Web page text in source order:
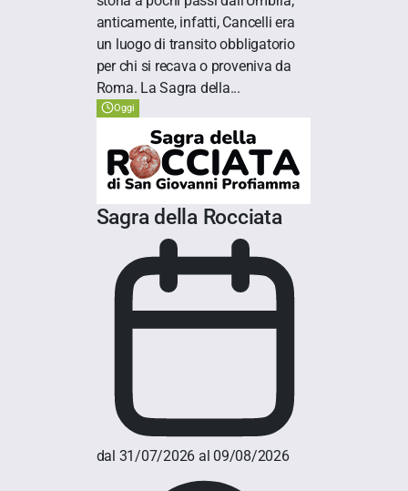
anticamente, infatti, Cancelli era
un luogo di transito obbligatorio
per chi si recava o proveniva da
Roma. La Sagra della...
Oggi
Sagra della Rocciata
dal 31/07/2026 al 09/08/2026